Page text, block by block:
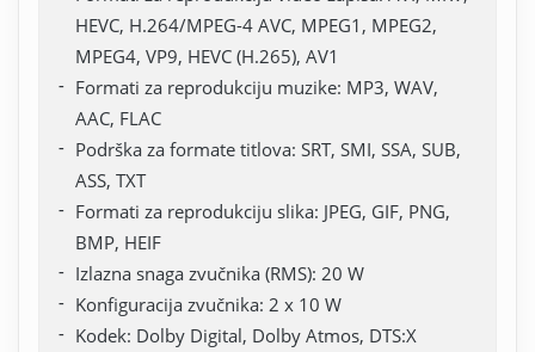
HEVC, H.264/MPEG-4 AVC, MPEG1, MPEG2,
MPEG4, VP9, HEVC (H.265), AV1
Formati za reprodukciju muzike: MP3, WAV,
AAC, FLAC
Podrška za formate titlova: SRT, SMI, SSA, SUB,
ASS, TXT
Formati za reprodukciju slika: JPEG, GIF, PNG,
BMP, HEIF
Izlazna snaga zvučnika (RMS): 20 W
Konfiguracija zvučnika: 2 x 10 W
Kodek: Dolby Digital, Dolby Atmos, DTS:X